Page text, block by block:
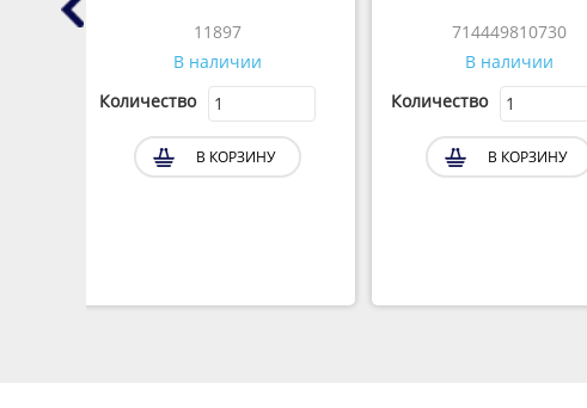
11897
В наличии
Количество
В КОРЗИНУ
714449810730
В наличии
Количество
В КОРЗИНУ